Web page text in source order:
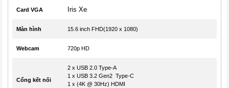
Card VGA Iris Xe
Màn hình 15.6 inch FHD(1920 x 1080)
Webcam 720p HD
Cổng kết nối
2 x USB 2.0 Type-A
1 x USB 3.2 Gen2 Type-C
1 x (4K @ 30Hz) HDMI